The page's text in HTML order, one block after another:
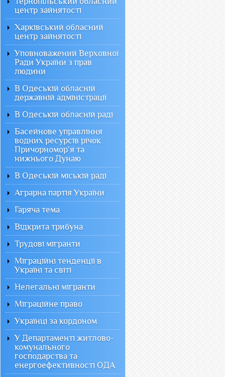
центр зайнятості
Харківський обласний
центр зайнятості
Уповноважений Верховної
Ради України з прав
людини
В Одеській обласній
державній адміністрації
В Одеській обласній раді
Басейнове управління
водних ресурсів річок
Причорномор`я та
нижнього Дунаю
В Одеській міській раді
Аграрна партія України
Гаряча тема
Відкрита трибуна
Трудові мігранти
Міграційні тенденції в
Україні та світі
Нелегальні мігранти
Міграційне право
Українці за кордоном
У Департаменті житлово-
комунального
господарства та
енергоефективності ОДА